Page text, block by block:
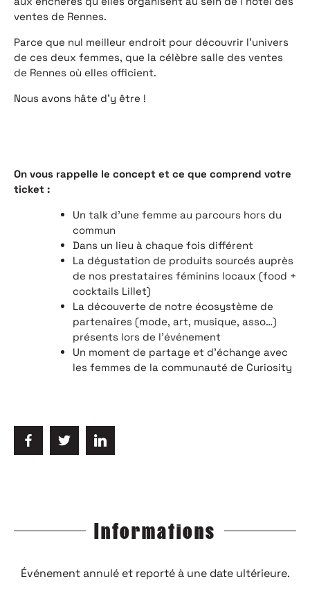
ventes de Rennes.
Parce que nul meilleur endroit pour découvrir l’univers
de ces deux femmes, que la célèbre salle des ventes
de Rennes où elles officient.
Nous avons hâte d’y être !
On vous rappelle le concept et ce que comprend votre
ticket :
Un talk d’une femme au parcours hors du
commun
Dans un lieu à chaque fois différent
La dégustation de produits sourcés auprès
de nos prestataires féminins locaux (food +
cocktails Lillet)
La découverte de notre écosystème de
partenaires (mode, art, musique, asso…)
présents lors de l'événement
Un moment de partage et d’échange avec
les femmes de la communauté de Curiosity
Informations
Événement annulé et reporté à une date ultérieure.